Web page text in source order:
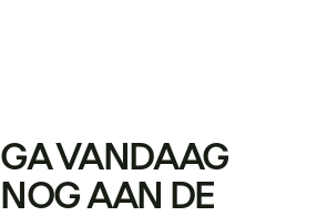
GA VANDAAG
NOG AAN DE